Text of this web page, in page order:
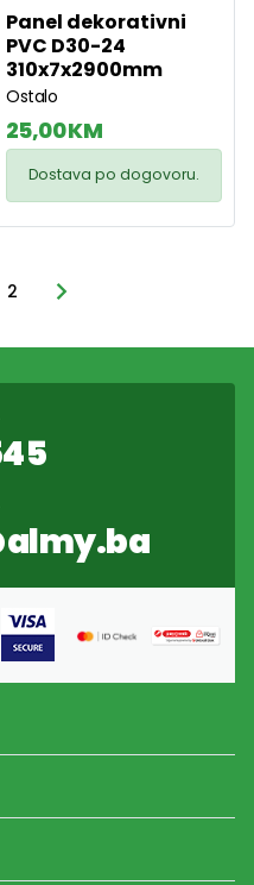
Panel dekorativni
PVC D30-24
310x7x2900mm
Ostalo
25,00 KM
Dostava po dogovoru.
2